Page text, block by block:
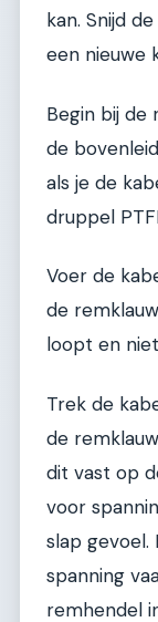
kan. Snijd
een nieuwe
Begin bij de
de
als je de
druppel
Voer de
de
loopt en
Trek de
de
dit vast op
voor
slap gevoel.
spanning
remhendel